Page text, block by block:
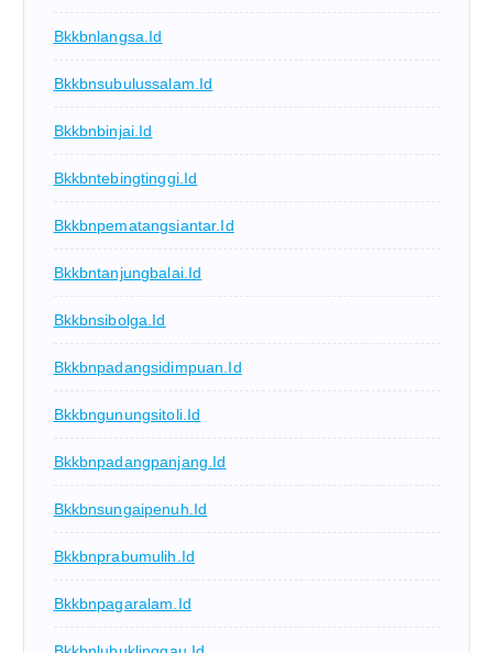
Bkkbnlangsa.id
Bkkbnsubulussalam.id
Bkkbnbinjai.id
Bkkbntebingtinggi.id
Bkkbnpematangsiantar.id
Bkkbntanjungbalai.id
Bkkbnsibolga.id
Bkkbnpadangsidimpuan.id
Bkkbngunungsitoli.id
Bkkbnpadangpanjang.id
Bkkbnsungaipenuh.id
Bkkbnprabumulih.id
Bkkbnpagaralam.id